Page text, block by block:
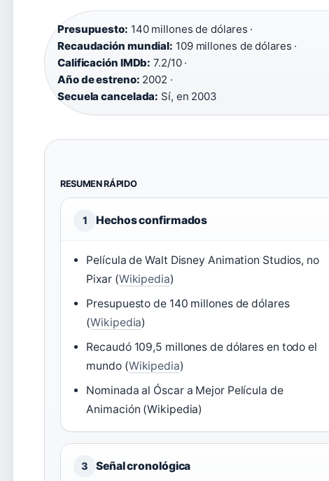
Presupuesto: 140 millones de dólares ·
Recaudación mundial: 109 millones de dólares ·
Calificación IMDb: 7.2/10 ·
Año de estreno: 2002 ·
Secuela cancelada: Sí, en 2003
RESUMEN RÁPIDO
1 Hechos confirmados
Película de Walt Disney Animation Studios, no
Pixar (Wikipedia)
Presupuesto de 140 millones de dólares
(Wikipedia)
Recaudó 109,5 millones de dólares en todo el
mundo (Wikipedia)
Nominada al Óscar a Mejor Película de
Animación (Wikipedia)
3 Señal cronológica